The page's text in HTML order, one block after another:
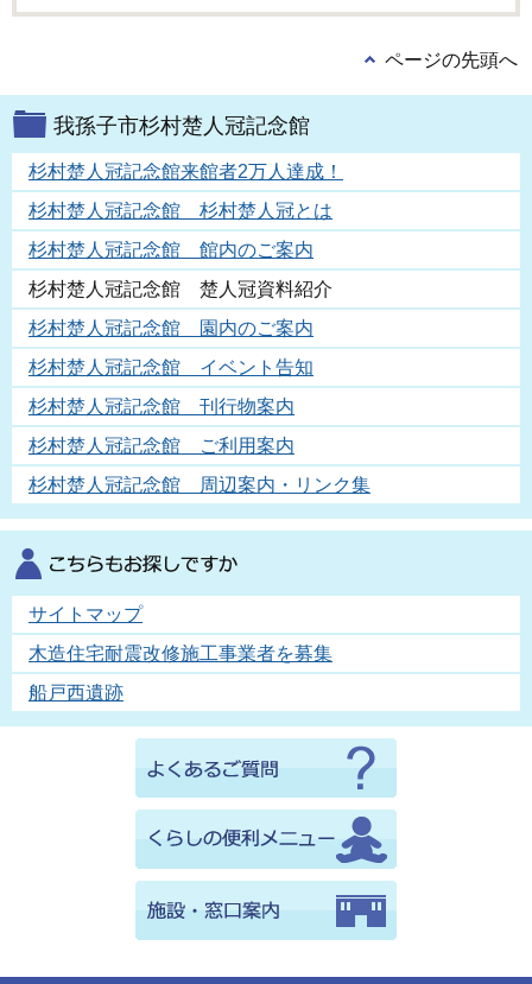
ページの先頭へ
我孫子市杉村楚人冠記念館
杉村楚人冠記念館来館者2万人達成！
杉村楚人冠記念館 杉村楚人冠とは
杉村楚人冠記念館 館内のご案内
杉村楚人冠記念館 楚人冠資料紹介
杉村楚人冠記念館 園内のご案内
杉村楚人冠記念館 イベント告知
杉村楚人冠記念館 刊行物案内
杉村楚人冠記念館 ご利用案内
杉村楚人冠記念館 周辺案内・リンク集
サイトマップ
木造住宅耐震改修施工事業者を募集
船戸西遺跡